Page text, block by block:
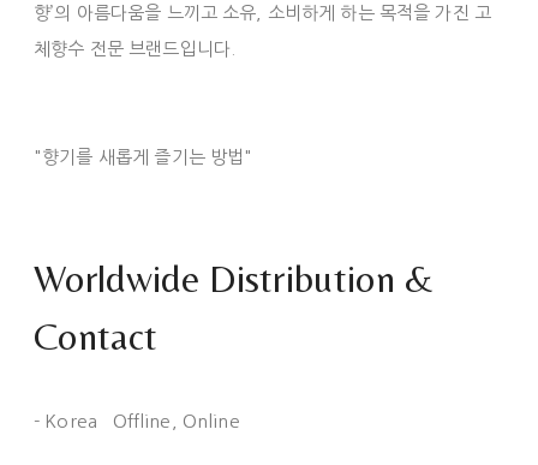
향’의 아름다움을 느끼고 소유, 소비하게 하는 목적을 가진 고
체향수 전문 브랜드입니다.
"향기를 새롭게 즐기는 방법"
Worldwide Distribution &
Contact
- Korea Offline, Online